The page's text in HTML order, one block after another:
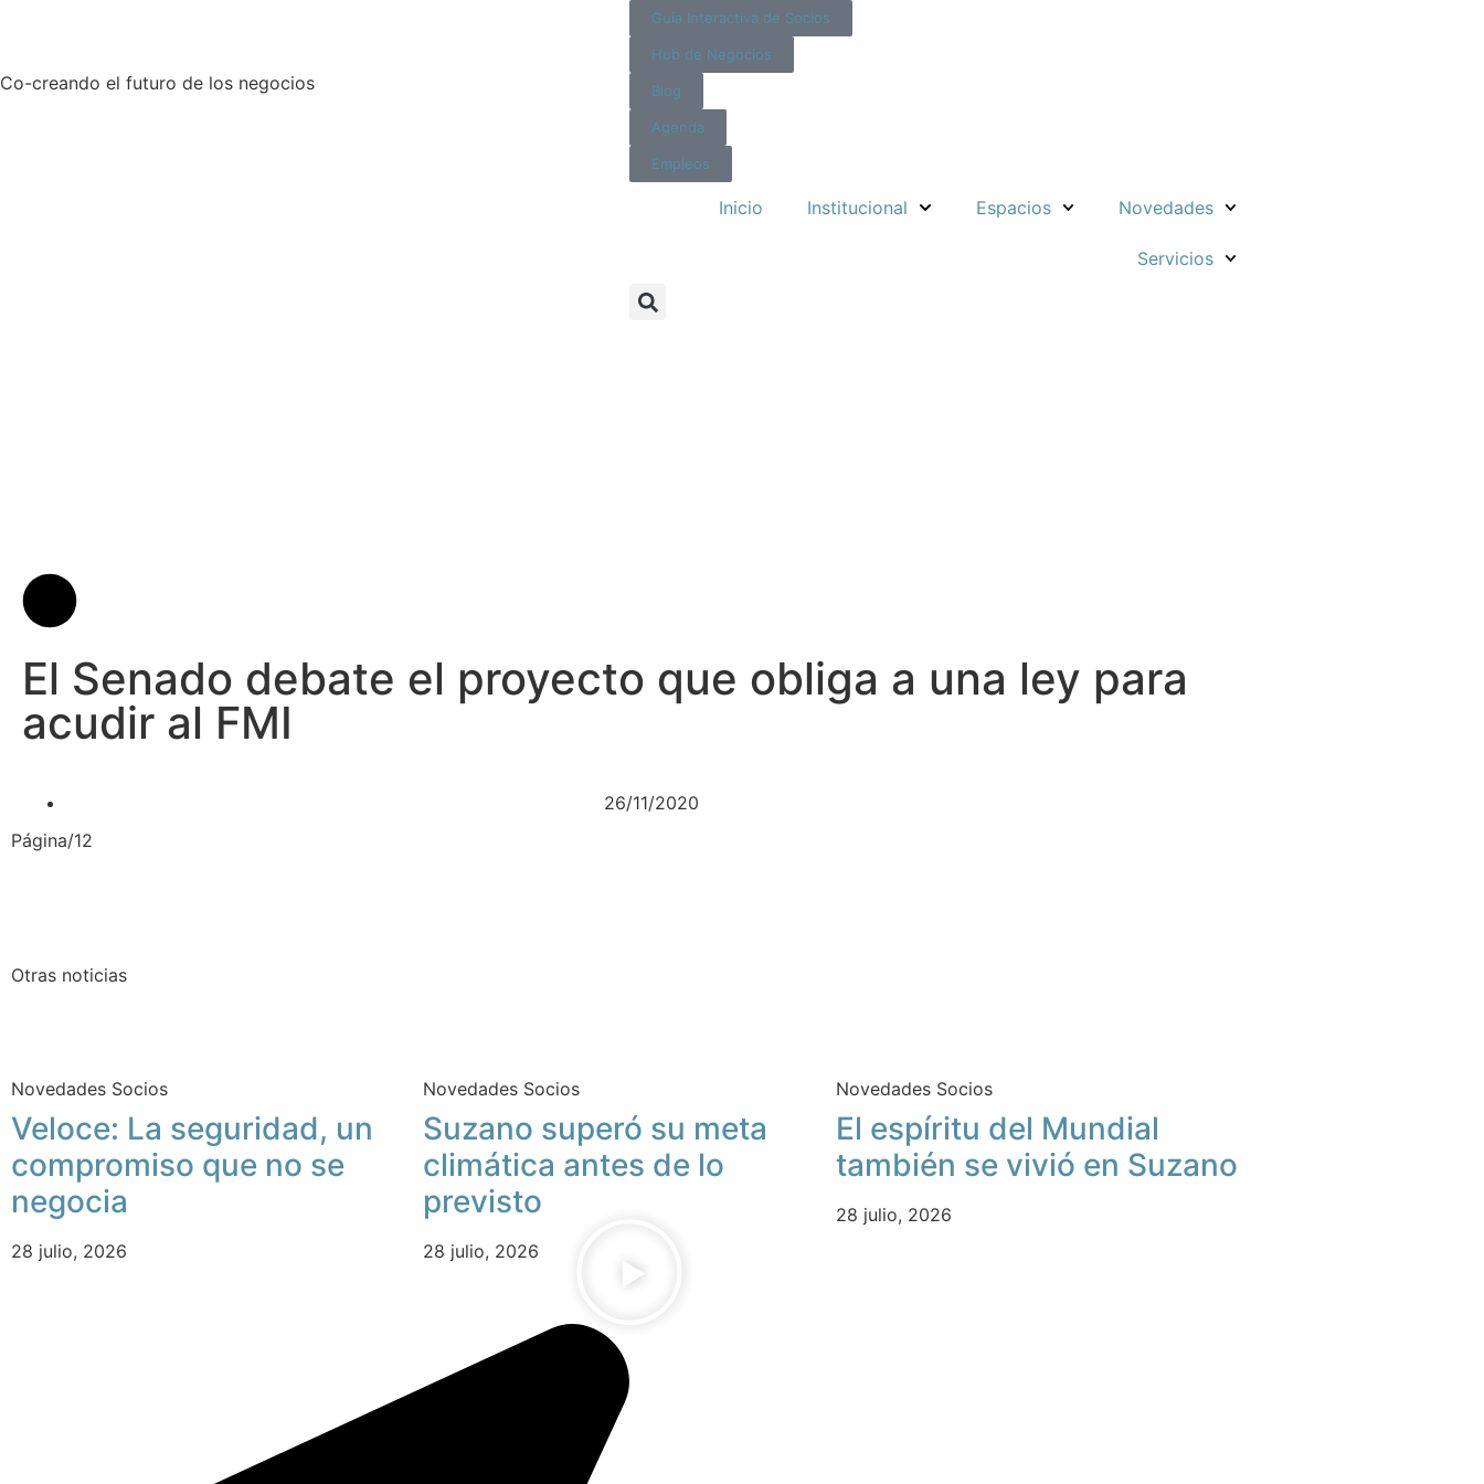
Co-creando el futuro de los negocios
Guía Interactiva de Socios
Hub de Negocios
Blog
Agenda
Empleos
Inicio Institucional Espacios Novedades
Servicios
El Senado debate el proyecto que obliga a una ley para
acudir al FMI
26/11/2020
Página/12
Otras noticias
Novedades Socios
Veloce: La seguridad, un
compromiso que no se
negocia
28 julio, 2026
Novedades Socios
Suzano superó su meta
climática antes de lo
previsto
28 julio, 2026
Novedades Socios
El espíritu del Mundial
también se vivió en Suzano
28 julio, 2026